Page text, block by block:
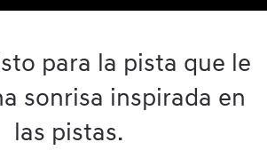
para la pista que le
sonrisa inspirada en
las pistas.